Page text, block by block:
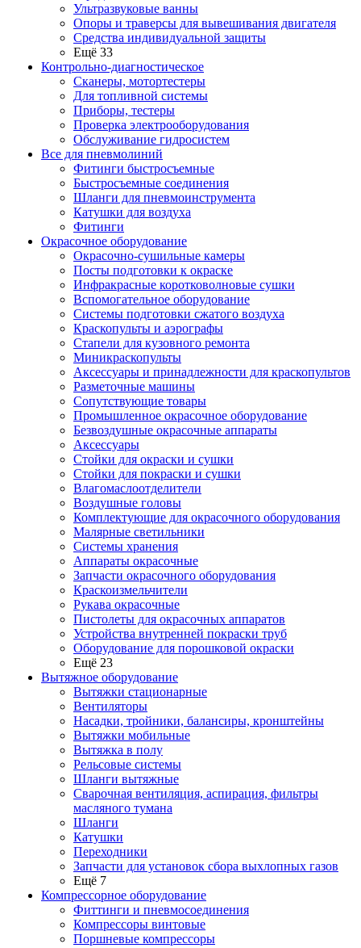
Ультразвуковые ванны
Опоры и траверсы для вывешивания двигателя
Средства индивидуальной защиты
Ещё 33
Контрольно-диагностическое
Сканеры, мотортестеры
Для топливной системы
Приборы, тестеры
Проверка электрооборудования
Обслуживание гидросистем
Все для пневмолиний
Фитинги быстросъемные
Быстросъемные соединения
Шланги для пневмоинструмента
Катушки для воздуха
Фитинги
Окрасочное оборудование
Окрасочно-сушильные камеры
Посты подготовки к окраске
Инфракрасные коротковолновые сушки
Вспомогательное оборудование
Системы подготовки сжатого воздуха
Краскопульты и аэрографы
Стапели для кузовного ремонта
Миникраскопульты
Аксессуары и принадлежности для краскопультов
Разметочные машины
Сопутствующие товары
Промышленное окрасочное оборудование
Безвоздушные окрасочные аппараты
Аксессуары
Стойки для окраски и сушки
Стойки для покраски и сушки
Влагомаслоотделители
Воздушные головы
Комплектующие для окрасочного оборудования
Малярные светильники
Системы хранения
Аппараты окрасочные
Запчасти окрасочного оборудования
Краскоизмельчители
Рукава окрасочные
Пистолеты для окрасочных аппаратов
Устройства внутренней покраски труб
Оборудование для порошковой окраски
Ещё 23
Вытяжное оборудование
Вытяжки стационарные
Вентиляторы
Насадки, тройники, балансиры, кронштейны
Вытяжки мобильные
Вытяжка в полу
Рельсовые системы
Шланги вытяжные
Сварочная вентиляция, аспирация, фильтры
масляного тумана
Шланги
Катушки
Переходники
Запчасти для установок сбора выхлопных газов
Ещё 7
Компрессорное оборудование
Фиттинги и пневмосоединения
Компрессоры винтовые
Поршневые компрессоры